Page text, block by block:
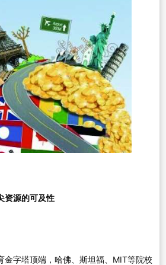
资源的可及性
金字塔顶端，哈佛、斯坦福、MIT等院校